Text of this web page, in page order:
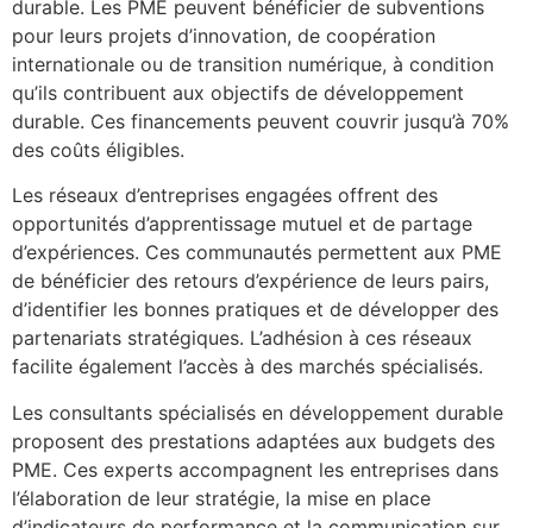
durable. Les PME peuvent bénéficier de subventions
pour leurs projets d’innovation, de coopération
internationale ou de transition numérique, à condition
qu’ils contribuent aux objectifs de développement
durable. Ces financements peuvent couvrir jusqu’à 70%
des coûts éligibles.
Les réseaux d’entreprises engagées offrent des
opportunités d’apprentissage mutuel et de partage
d’expériences. Ces communautés permettent aux PME
de bénéficier des retours d’expérience de leurs pairs,
d’identifier les bonnes pratiques et de développer des
partenariats stratégiques. L’adhésion à ces réseaux
facilite également l’accès à des marchés spécialisés.
Les consultants spécialisés en développement durable
proposent des prestations adaptées aux budgets des
PME. Ces experts accompagnent les entreprises dans
l’élaboration de leur stratégie, la mise en place